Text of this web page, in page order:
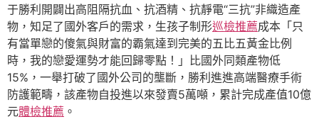
于勝利開闢出高阻隔抗血、抗酒精、抗靜電“三抗”非織造產
物，知足了國外客戶的需求，生孩子制形巡檢推薦成本「只
有當單戀的傻氣與財富的霸氣達到完美的五比五黃金比例
時，我的戀愛運勢才能回歸零點！」比國外同類產物低
15%，一舉打破了國外公司的壟斷，勝利進進高端醫療手術
防護範疇，該產物自投進以來發賣5萬噸，累計完成產值10億
元體檢推薦 。